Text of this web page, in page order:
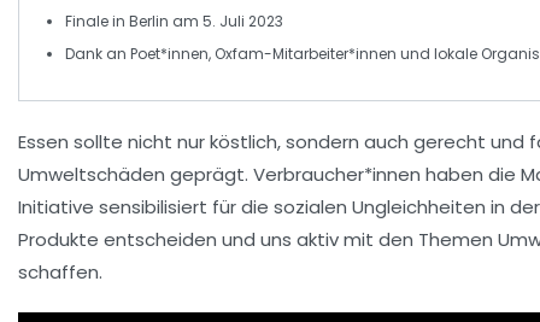
Finale in Berlin am 5. Juli 2023
Dank an Poet*innen, Oxfam-Mitarbeiter*innen und lokale
Essen sollte nicht nur köstlich, sondern auch gerecht und
Umweltschäden geprägt. Verbraucher*innen haben die
Initiative sensibilisiert für die sozialen Ungleichheiten in
Produkte entscheiden und uns aktiv mit den Themen
schaffen.